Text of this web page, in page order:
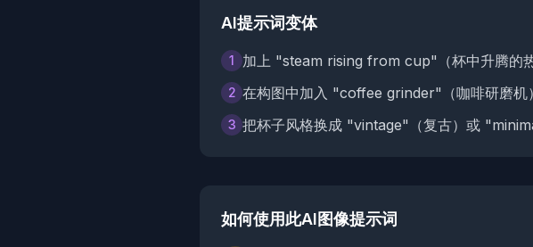
AI提示词变体
1 加上 "steam rising from cup"（杯中升腾的热
2 在构图中加入 "coffee grinder"（咖啡研磨机）
3 把杯子风格换成 "vintage"（复古）或
如何使用此AI图像提示词